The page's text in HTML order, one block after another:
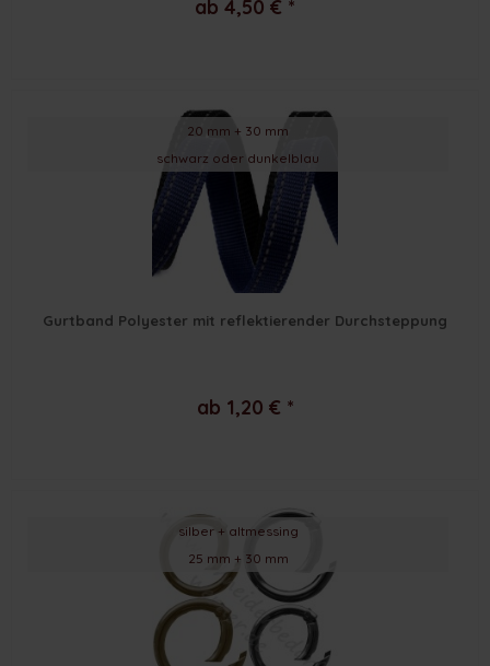
ab 4,50 € *
20 mm + 30 mm
schwarz oder dunkelblau
Gurtband Polyester mit reflektierender Durchsteppung
ab 1,20 € *
silber + altmessing
25 mm + 30 mm